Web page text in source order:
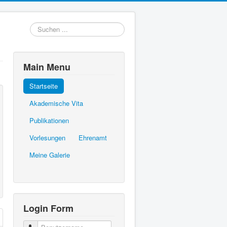
Suchen
...
Main Menu
Startseite
Akademische Vita
Publikationen
Vorlesungen
Ehrenamt
Meine Galerie
Login Form